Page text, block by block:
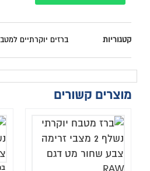
קטגוריות ברזים יוקרתיים
מוצרים קשורים